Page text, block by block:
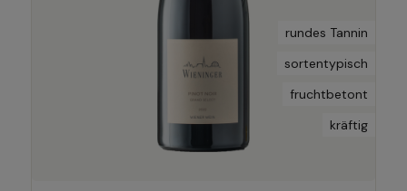
rundes Tannin
sortentypisch
fruchtbetont
kräftig